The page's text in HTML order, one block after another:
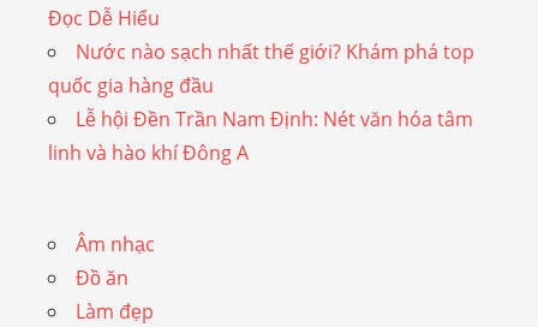
Đọc Dễ Hiểu
Nước nào sạch nhất thế giới? Khám phá top
quốc gia hàng đầu
Lễ hội Đền Trần Nam Định: Nét văn hóa tâm
linh và hào khí Đông A
Âm nhạc
Đồ ăn
Làm đẹp